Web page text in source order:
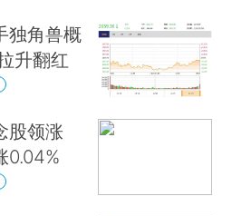
独角兽概
升翻红
股领涨
0.04%